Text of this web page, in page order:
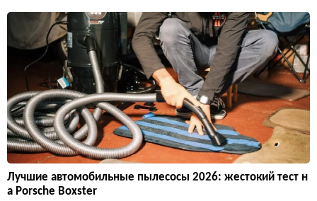
Лучшие автомобильные пылесосы 2026: жестокий тест н
а Porsche Boxster